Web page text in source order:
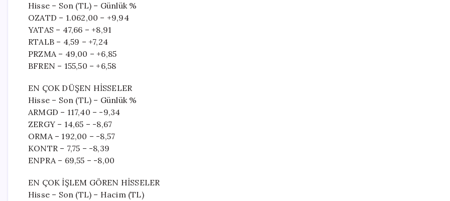
Hisse – Son (TL) – Günlük %
OZATD – 1.062,00 – +9,94
YATAS – 47,66 – +8,91
RTALB – 4,59 – +7,24
PRZMA – 49,00 – +6,85
BFREN – 155,50 – +6,58
EN ÇOK DÜŞEN HİSSELER
Hisse – Son (TL) – Günlük %
ARMGD – 117,40 – -9,34
ZERGY – 14,65 – -8,67
ORMA – 192,00 – -8,57
KONTR – 7,75 – -8,39
ENPRA – 69,55 – -8,00
EN ÇOK İŞLEM GÖREN HİSSELER
Hisse – Son (TL) – Hacim (TL)